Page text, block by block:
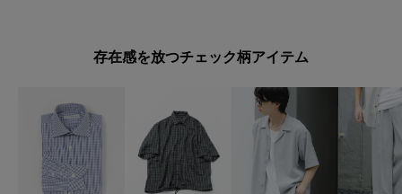
存在感を放つチェック柄アイテム